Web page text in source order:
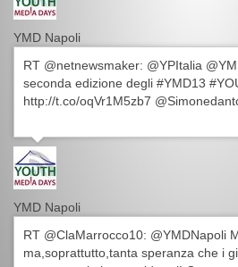
YMD Napoli
RT @netnewsmaker: @YPItalia
seconda edizione degli #YMD13
http://t.co/oqVr1M5zb7
YMD Napoli
RT @ClaMarrocco10: @YMDNapoli
ma,soprattutto,tanta speranza che i